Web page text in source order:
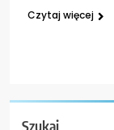
Czytaj więcej
Szukaj